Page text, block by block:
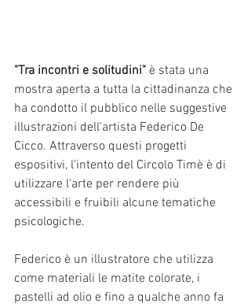
"Tra incontri e solitudini" è stata una
mostra aperta a tutta la cittadinanza che
ha condotto il pubblico nelle suggestive
illustrazioni dell'artista Federico De
Cicco. Attraverso questi progetti
espositivi, l'intento del Circolo Timè è di
utilizzare l'arte per rendere più
accessibili e fruibili alcune tematiche
psicologiche.
Federico è un illustratore che utilizza
come materiali le matite colorate, i
pastelli ad olio e fino a qualche anno fa